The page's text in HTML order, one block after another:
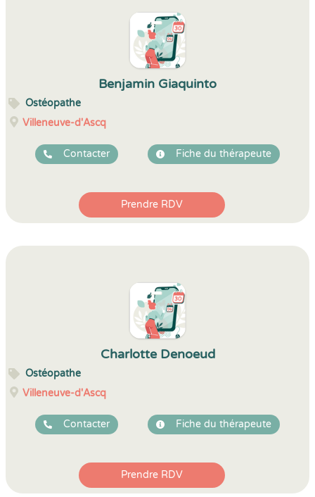
Benjamin Giaquinto
Ostéopathe
Villeneuve-d'Ascq
Contacter Fiche du thérapeute
Prendre RDV
Charlotte Denoeud
Ostéopathe
Villeneuve-d'Ascq
Contacter Fiche du thérapeute
Prendre RDV